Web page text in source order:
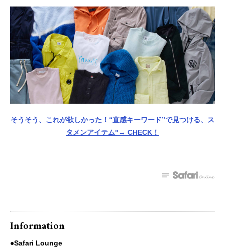
そうそう、これが欲しかった！“直感キーワード”で見つける、ス
タメンアイテム"→ CHECK！
Information
●Safari Lounge